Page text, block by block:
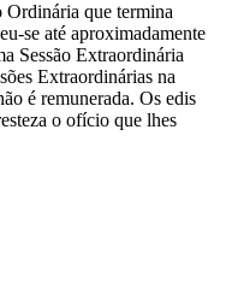
Ordinária que termina
se até aproximadamente
Sessão Extraordinária
Extraordinárias na
é remunerada. Os edis
o ofício que lhes